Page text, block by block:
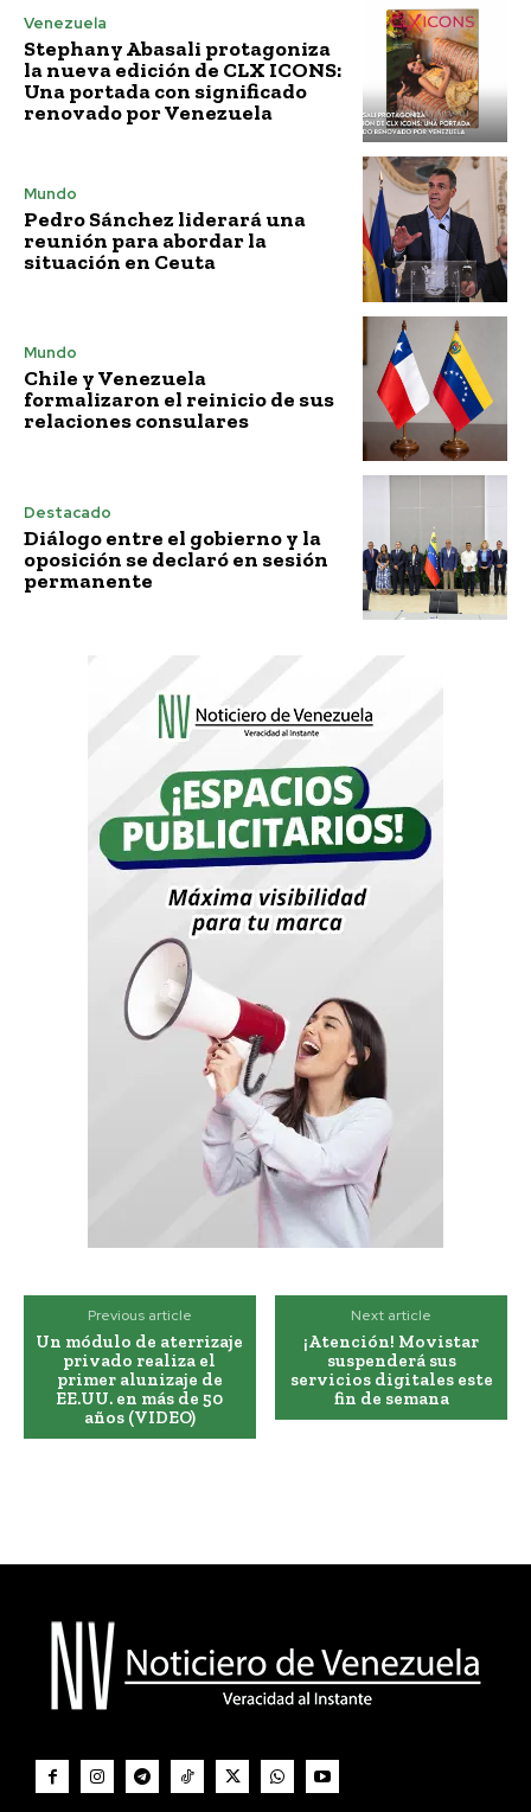
Venezuela
Stephany Abasali protagoniza
la nueva edición de CLX ICONS:
Una portada con significado
renovado por Venezuela
Mundo
Pedro Sánchez liderará una
reunión para abordar la
situación en Ceuta
Mundo
Chile y Venezuela
formalizaron el reinicio de sus
relaciones consulares
Destacado
Diálogo entre el gobierno y la
oposición se declaró en sesión
permanente
Previous article
Un módulo de aterrizaje
privado realiza el
primer alunizaje de
EE.UU. en más de 50
años (VIDEO)
Next article
¡Atención! Movistar
suspenderá sus
servicios digitales este
fin de semana